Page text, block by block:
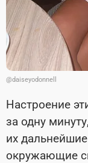
@daiseyodonnell
Настроение
за одну
их
окружающие